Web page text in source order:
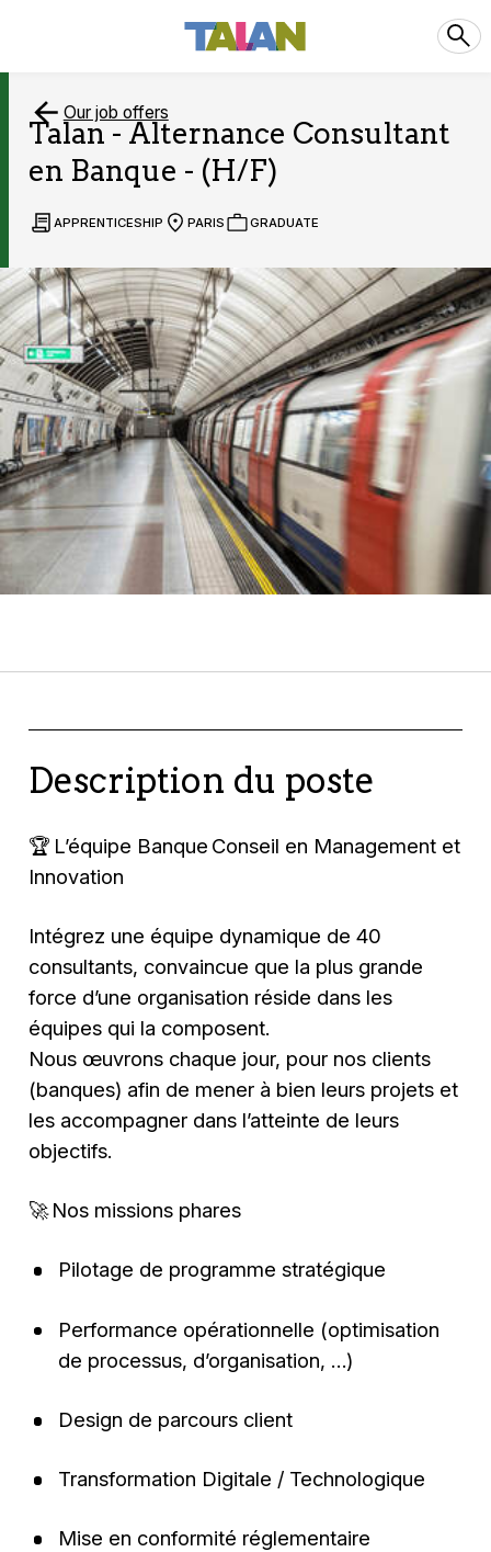
Our job offers
Talan - Alternance Consultant
en Banque - (H/F)
APPRENTICESHIP PARIS GRADUATE
Description du poste
🏆 L’équipe Banque Conseil en Management et
Innovation
Intégrez une équipe dynamique de 40
consultants, convaincue que la plus grande
force d’une organisation réside dans les
équipes qui la composent.
Nous œuvrons chaque jour, pour nos clients
(banques) afin de mener à bien leurs projets et
les accompagner dans l’atteinte de leurs
objectifs.
🚀 Nos missions phares
Pilotage de programme stratégique
Performance opérationnelle (optimisation
de processus, d’organisation, …)
Design de parcours client
Transformation Digitale / Technologique
Mise en conformité réglementaire